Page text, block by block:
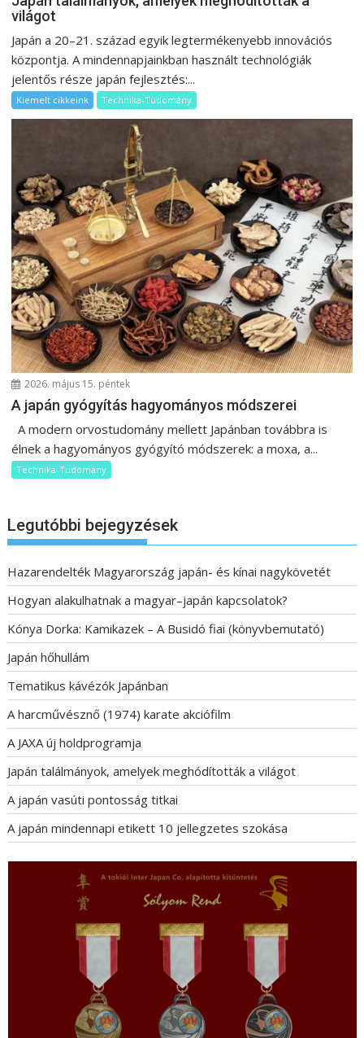
világot
Japán a 20–21. század egyik legtermékenyebb innovációs
központja. A mindennapjainkban használt technológiák
jelentős része japán fejlesztés:...
Kiemelt cikkeink Technika-Tudomány
2026. május 15. péntek
A japán gyógyítás hagyományos módszerei
A modern orvostudomány mellett Japánban továbbra is
élnek a hagyományos gyógyító módszerek: a moxa, a...
Technika-Tudomány
Legutóbbi bejegyzések
Hazarendelték Magyarország japán- és kínai nagykövetét
Hogyan alakulhatnak a magyar–japán kapcsolatok?
Kónya Dorka: Kamikazek – A Busidó fiai (könyvbemutató)
Japán hőhullám
Tematikus kávézók Japánban
A harcművésznő (1974) karate akciófilm
A JAXA új holdprogramja
Japán találmányok, amelyek meghódították a világot
A japán vasúti pontosság titkai
A japán mindennapi etikett 10 jellegzetes szokása